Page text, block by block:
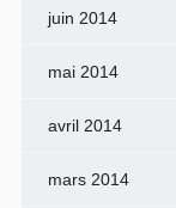
juin 2014
mai 2014
avril 2014
mars 2014